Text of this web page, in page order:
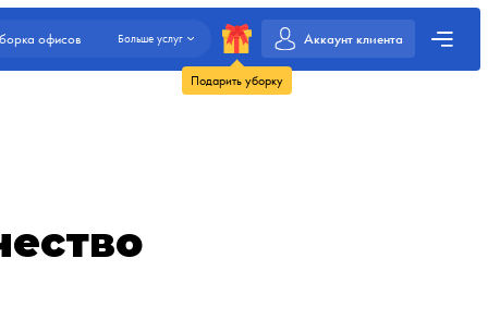
офисов Больше услуг
Подарить уборку
Аккаунт клиента